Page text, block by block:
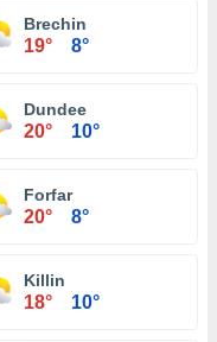
Brechin
19° 8°
Dundee
20° 10°
Forfar
20° 8°
Killin
18° 10°